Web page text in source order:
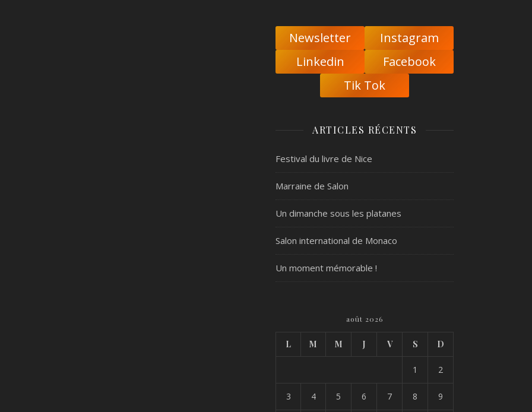
Newsletter
Instagram
Linkedin
Facebook
Tik Tok
ARTICLES RÉCENTS
Festival du livre de Nice
Marraine de Salon
Un dimanche sous les platanes
Salon international de Monaco
Un moment mémorable !
août 2026
L M M J V S D
1 2
3 4 5 6 7 8 9